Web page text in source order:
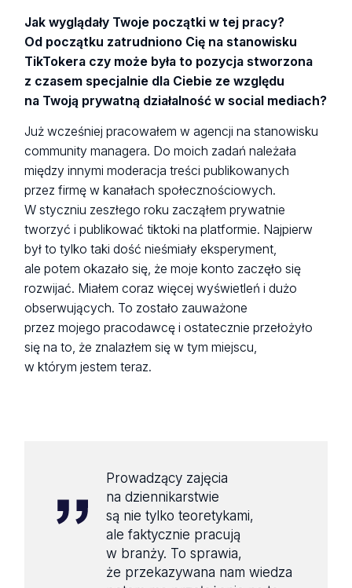
Jak wyglądały Twoje początki w tej pracy?
Od początku zatrudniono Cię na stanowisku
TikTokera czy może była to pozycja stworzona
z czasem specjalnie dla Ciebie ze względu
na Twoją prywatną działalność w social mediach?
Już wcześniej pracowałem w agencji na stanowisku
community managera. Do moich zadań należała
między innymi moderacja treści publikowanych
przez firmę w kanałach społecznościowych.
W styczniu zeszłego roku zacząłem prywatnie
tworzyć i publikować tiktoki na platformie. Najpierw
był to tylko taki dość nieśmiały eksperyment,
ale potem okazało się, że moje konto zaczęło się
rozwijać. Miałem coraz więcej wyświetleń i dużo
obserwujących. To zostało zauważone
przez mojego pracodawcę i ostatecznie przełożyło
się na to, że znalazłem się w tym miejscu,
w którym jestem teraz.
Prowadzący zajęcia
na dziennikarstwie
są nie tylko teoretykami,
ale faktycznie pracują
w branży. To sprawia,
że przekazywana nam wiedza